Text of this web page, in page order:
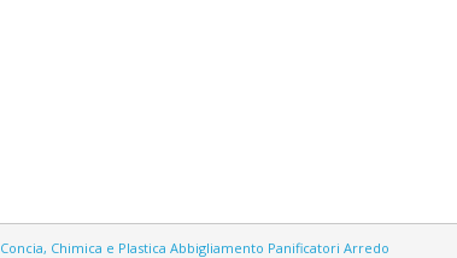
Concia, Chimica e Plastica Abbigliamento Panificatori Arredo